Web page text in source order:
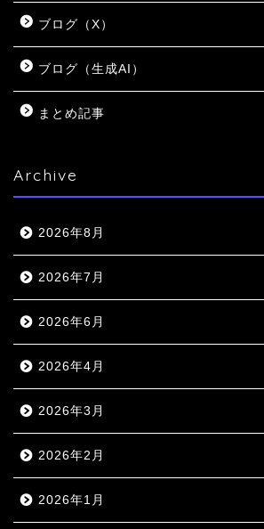
ブログ（X）
ブログ（生成AI）
まとめ記事
Archive
2026年8月
2026年7月
2026年6月
2026年4月
2026年3月
2026年2月
2026年1月